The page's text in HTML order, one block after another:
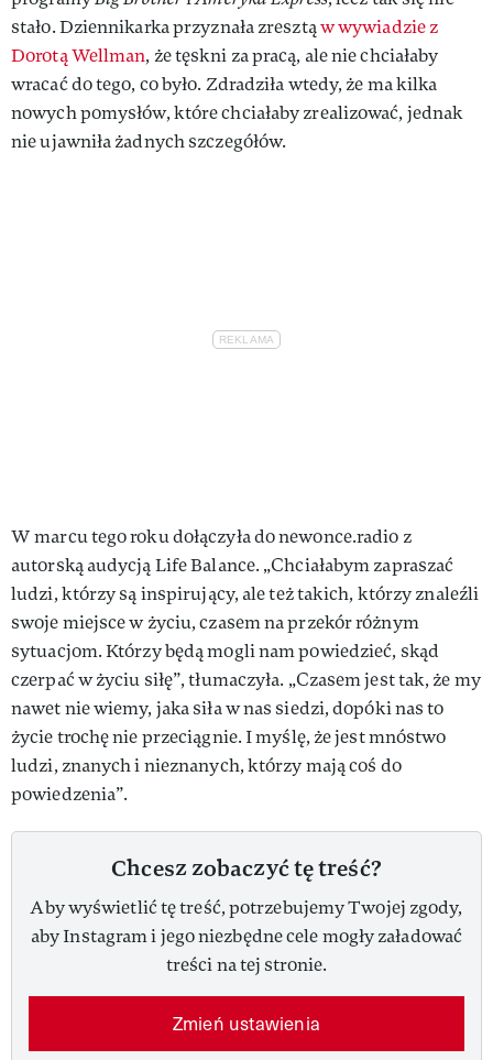
stało. Dziennikarka przyznała zresztąw wywiadzie z
Dorotą Wellman, że tęskni za pracą, ale nie chciałaby
wracać do tego, co było. Zdradziła wtedy, że ma kilka
nowych pomysłów, które chciałaby zrealizować, jednak
nie ujawniła żadnych szczegółów.
W marcu tego roku dołączyła do newonce.radio z
autorską audycją Life Balance. „Chciałabym zapraszać
ludzi, którzy są inspirujący, ale też takich, którzy znaleźli
swoje miejsce w życiu, czasem na przekór różnym
sytuacjom. Którzy będą mogli nam powiedzieć, skąd
czerpać w życiu siłę”, tłumaczyła. „Czasem jest tak, że my
nawet nie wiemy, jaka siła w nas siedzi, dopóki nas to
życie trochę nie przeciągnie. I myślę, że jest mnóstwo
ludzi, znanych i nieznanych, którzy mają coś do
powiedzenia”.
Chcesz zobaczyć tę treść?
Aby wyświetlić tę treść, potrzebujemy Twojej zgody,
aby Instagram i jego niezbędne cele mogły załadować
treści na tej stronie.
Zmień ustawienia